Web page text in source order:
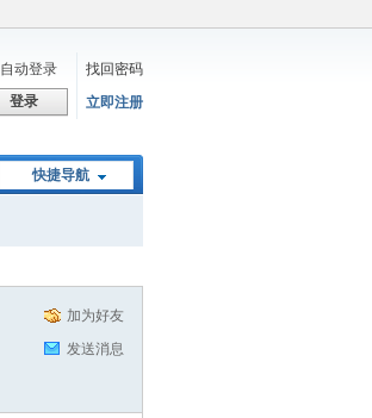
自动登录
找回密码
登录 立即注册
快捷导航
加为好友
发送消息